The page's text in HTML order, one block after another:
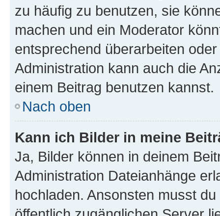
zu häufig zu benutzen, sie
machen und ein Moderator
entsprechend überarbeiten
Administration kann auch die
einem Beitrag benutzen kannst.
Nach oben
Kann ich Bilder in meine
Ja, Bilder können in deinem
Administration Dateianhänge
hochladen. Ansonsten musst